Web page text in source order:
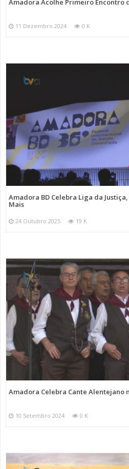
Amadora Acolhe Primeiro Encontro
11 Dezembro 2024 0 K
Amadora BD Celebra Liga da
Mais
24 Outubro 2025 19 K
Amadora Celebra Cante Alentejano
10 Setembro 2024 0 K